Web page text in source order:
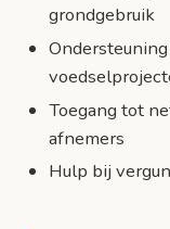
grondgebruik
Toegang tot
afnemers
Hulp bij